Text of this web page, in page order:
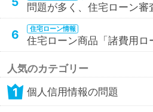
問題が多く、住宅ローン審
6 住宅ローン情報
住宅ローン商品「諸費用ロ
人気のカテゴリー
1 個人信用情報の問題